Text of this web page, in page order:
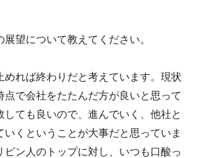
望について教えてください。
めれば終わりだと考えています。現状
点で会社をたたんだ方が良いと思って
しても良いので、進んでいく、他社と
くということが大事だと思っていま
ピン人のトップに対し、いつも口酸っ